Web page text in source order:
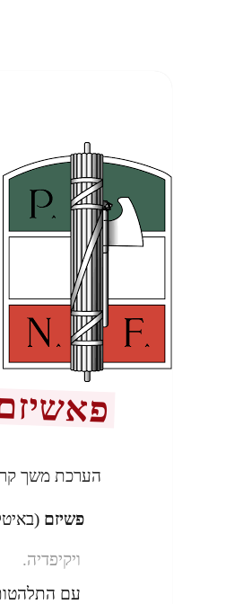
הערכת משך
פשיזם
ויקיפדיה.
עם